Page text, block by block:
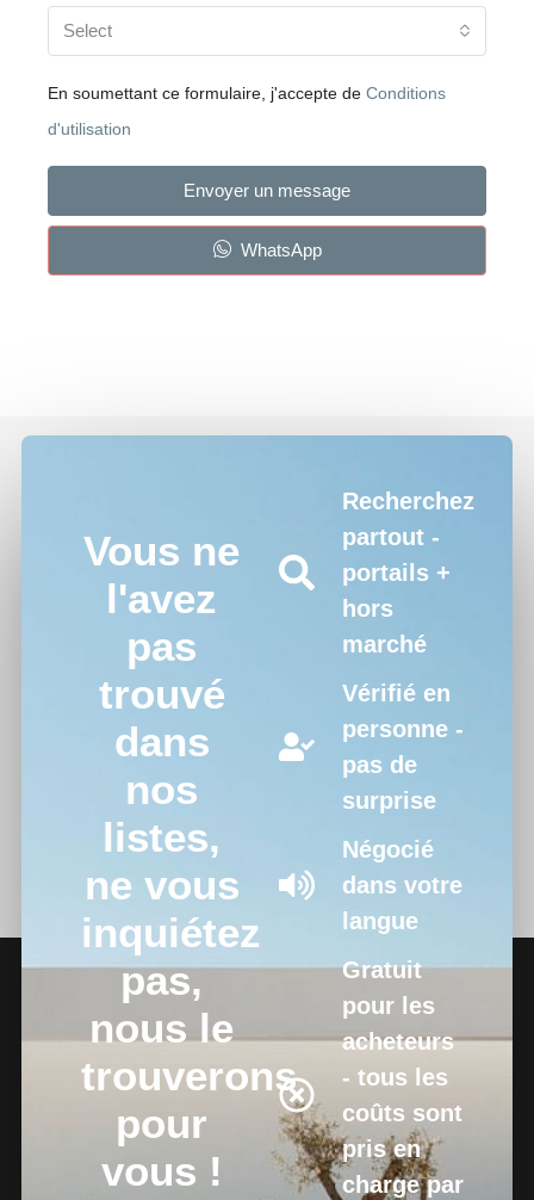
Select
En soumettant ce formulaire, j'accepte de Conditions
d'utilisation
Envoyer un message
WhatsApp
Vous ne
l'avez
pas
trouvé
dans
nos
listes,
ne vous
inquiétez
pas,
nous le
trouverons
pour
vous !
Recherchez
partout -
portails +
hors
marché
Vérifié en
personne -
pas de
surprise
Négocié
dans votre
langue
Gratuit
pour les
acheteurs
- tous les
coûts sont
pris en
charge par